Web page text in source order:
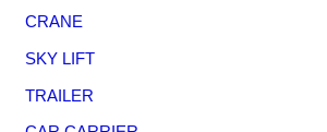
CRANE
SKY LIFT
TRAILER